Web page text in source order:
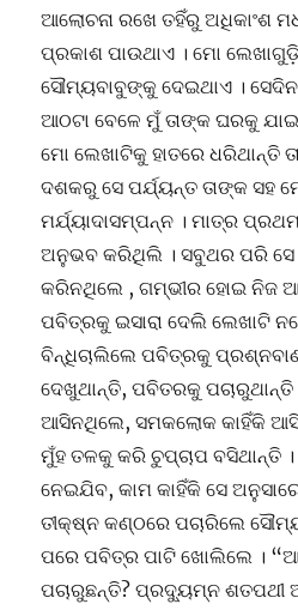
ଆଲୋଚନା ରଖେ ତହିଁରୁ ଅଧିକାଂଶ
ପ୍ରକାଶ ପାଉଥାଏ । ମୋ
ସୌମ୍ୟବାବୁଙ୍କୁ ଦେଇଥାଏ । ସେଦିନ
ଆଠଟା ବେଳେ ମୁଁ ତାଙ୍କ ଘରକୁ
ମୋ ଲେଖାଟିକୁ ହାତରେ ଧରିଥାନ୍ତି
ଦଶକରୁ ସେ ପର୍ଯ୍ୟନ୍ତ ତାଙ୍କ ସହ
ମର୍ଯ୍ୟାଦାସମ୍ପନ୍ନ । ମାତ୍ର
ଅନୁଭବ କରିଥିଲି । ସବୁଥର ପରି ସେ
କରିନଥିଲେ , ଗମ୍ଭୀର ହୋଇ ନିଜ
ପବିତ୍ରକୁ ଇସାରା ଦେଲି ଲେଖାଟି
ବିନ୍ଧିଚାଲିଲେ ପବିତ୍ରକୁ
ଦେଖୁଥାନ୍ତି, ପବିତରକୁ
ଆସିନଥିଲେ, ସମକଲୋକ କାହିଁକି
ମୁଁହ ତଳକୁ କରି ଚୁପ୍ଚାପ ବସିଥାନ୍ତି
ନେଇଯିବ, କାମ କାହିଁକି ସେ
ତୀକ୍ଷ୍ନ କଣ୍ଠରେ ପଚାରିଲେ
ପରେ ପବିତ୍ର ପାଟି ଖୋଲିଲେ ।
ପଚାରୁଛନ୍ତି? ପ୍ରଦ୍ୟୁମ୍ନ